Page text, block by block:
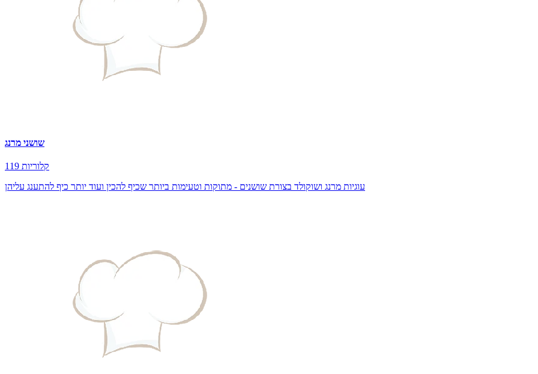
שושני מרנג
119 קלוריות
עוגיות מרנג ושוקולד בצורת שושנים - מתוקות וטעימות ביותר שכיף להכין ועוד יותר כיף להתענג עליהן